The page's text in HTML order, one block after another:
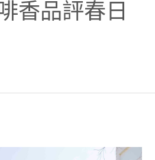
香品評春日